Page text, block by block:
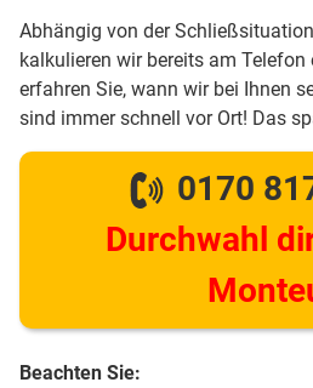
Abhängig von der
kalkulieren wir bereits am Telefon
erfahren Sie, wann wir bei Ihnen
sind immer schnell vor Ort! Das
0170
Durchwahl
Beachten Sie: